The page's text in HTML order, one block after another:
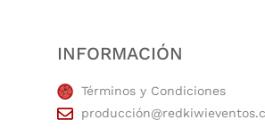
INFORMACIÓN
Términos y Condiciones